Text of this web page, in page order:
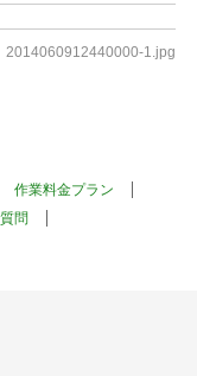
2014060912440000-1.jpg
作業料金プラン
問